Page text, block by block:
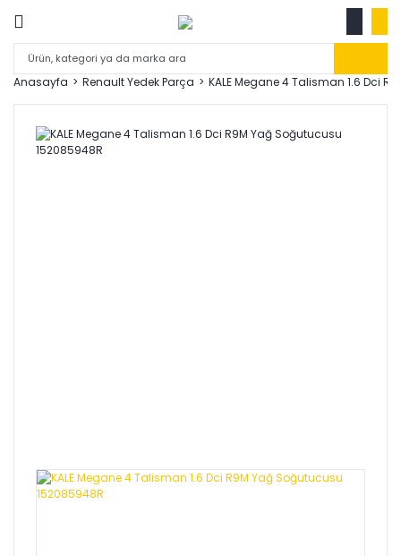
Anasayfa Renault Yedek Parça KALE Megane 4 Talisman 1.6 Dci